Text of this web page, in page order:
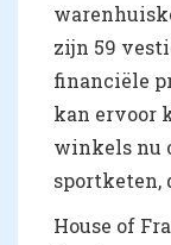
zijn 59
financiële
kan ervoor
winkels nu
sportketen,
House of